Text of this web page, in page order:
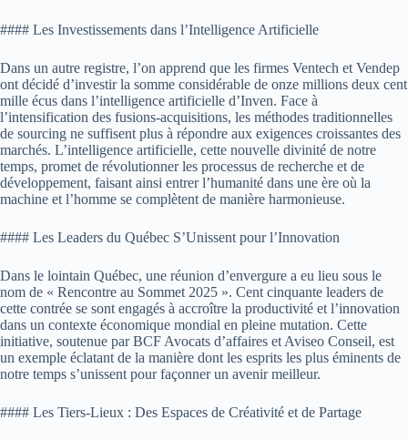
#### Les Investissements dans l’Intelligence Artificielle
Dans un autre registre, l’on apprend que les firmes Ventech et Vendep
ont décidé d’investir la somme considérable de onze millions deux cent
mille écus dans l’intelligence artificielle d’Inven. Face à
l’intensification des fusions-acquisitions, les méthodes traditionnelles
de sourcing ne suffisent plus à répondre aux exigences croissantes des
marchés. L’intelligence artificielle, cette nouvelle divinité de notre
temps, promet de révolutionner les processus de recherche et de
développement, faisant ainsi entrer l’humanité dans une ère où la
machine et l’homme se complètent de manière harmonieuse.
#### Les Leaders du Québec S’Unissent pour l’Innovation
Dans le lointain Québec, une réunion d’envergure a eu lieu sous le
nom de « Rencontre au Sommet 2025 ». Cent cinquante leaders de
cette contrée se sont engagés à accroître la productivité et l’innovation
dans un contexte économique mondial en pleine mutation. Cette
initiative, soutenue par BCF Avocats d’affaires et Aviseo Conseil, est
un exemple éclatant de la manière dont les esprits les plus éminents de
notre temps s’unissent pour façonner un avenir meilleur.
#### Les Tiers-Lieux : Des Espaces de Créativité et de Partage